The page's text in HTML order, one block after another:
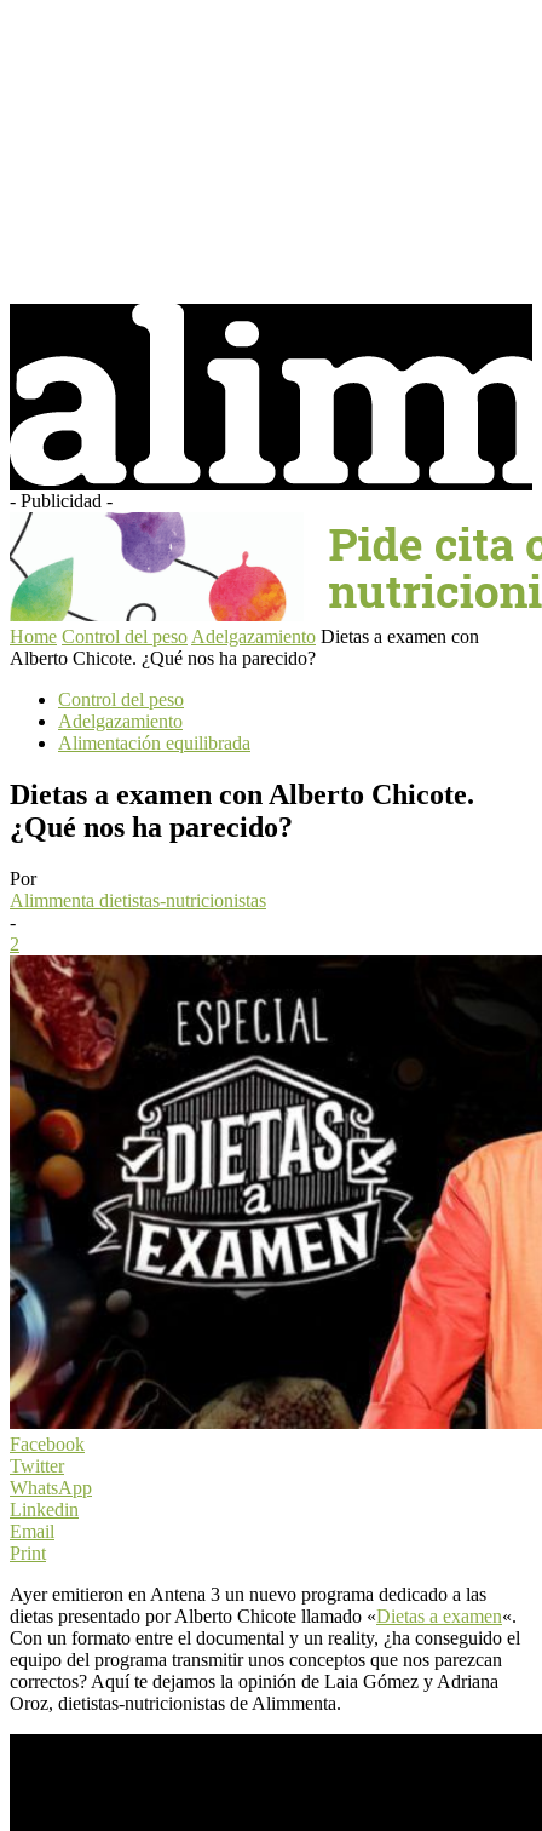
- Publicidad -
Home Control del peso Adelgazamiento Dietas a examen con
Alberto Chicote. ¿Qué nos ha parecido?
Control del peso
Adelgazamiento
Alimentación equilibrada
Dietas a examen con Alberto Chicote.
¿Qué nos ha parecido?
Por
Alimmenta dietistas-nutricionistas
-
2
Facebook
Twitter
WhatsApp
Linkedin
Email
Print
Ayer emitieron en Antena 3 un nuevo programa dedicado a las
dietas presentado por Alberto Chicote llamado «Dietas a examen«.
Con un formato entre el documental y un reality, ¿ha conseguido el
equipo del programa transmitir unos conceptos que nos parezcan
correctos? Aquí te dejamos la opinión de Laia Gómez y Adriana
Oroz, dietistas-nutricionistas de Alimmenta.